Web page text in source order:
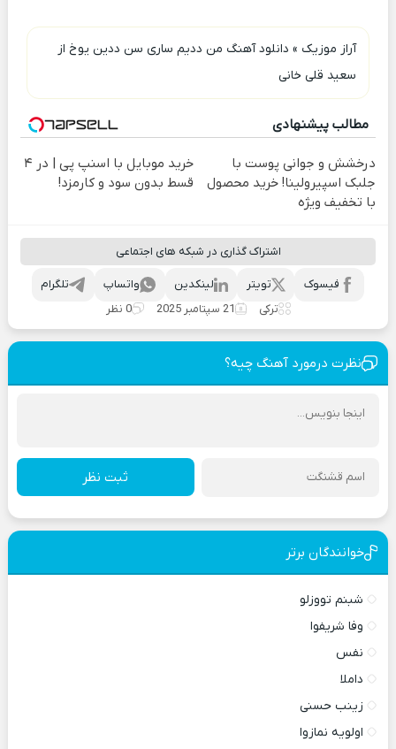
آراز موزیک » دانلود آهنگ من دديم سارى سن ددين يوخ از
سعید قلی خانی
مطالب پیشنهادی
درخشش و جوانی پوست با
جلبک اسپیرولینا! خرید محصول
با تخفیف ویژه
خرید موبایل با اسنپ پی | در ۴
قسط بدون سود و کارمزد!
اشتراک گذاری در شبکه های اجتماعی
تلگرام واتساپ لینکدین تویتر
فیسوک
ترکی
21 سپتامبر 2025 0 نظر
نظرت درمورد آهنگ چیه؟
ثبت نظر
خوانندگان برتر
شبنم تووزلو
وفا شریفوا
نفس
داملا
زینب حسنی
اولویه نمازوا